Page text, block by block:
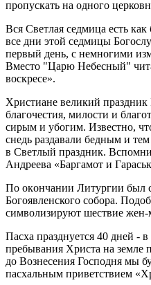
пропускать на одного
Вся Светлая седмица есть
все дни этой седмицы
первый день, с немногими
Вместо "Царю Небесный"
воскресе».
Христиане великий
благочестия, милости и
сирым и убогим. Известно,
снедь раздавали бедным и
в Светлый праздник.
Андреева «Баргамот и
Пo oкoнчaнии Литypгии был
Богоявленского собора.
cимвoлизиpyют шecтвиe
Пасха празднуется 40 дней -
пребывания Христа на земле
до Вознесения Господня мы
пасхальным приветствием